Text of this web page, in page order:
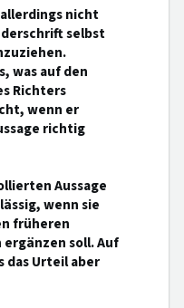
nicht
selbst
was auf den
Richters
wenn er
richtig
Aussage
wenn sie
früheren
soll. Auf
das Urteil aber